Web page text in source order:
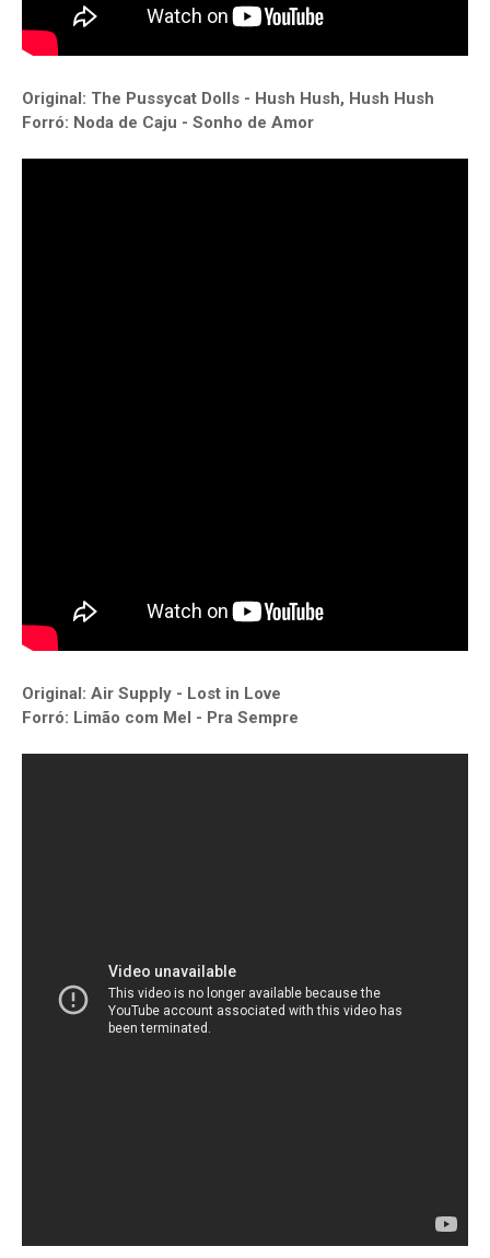
Original: The Pussycat Dolls - Hush Hush, Hush Hush
Forró: Noda de Caju - Sonho de Amor
Original: Air Supply - Lost in Love
Forró: Limão com Mel - Pra Sempre